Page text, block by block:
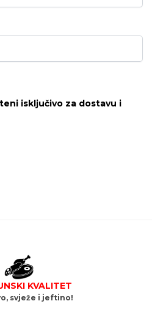
isključivo za dostavu i
KVALITET
svježe i jeftino!